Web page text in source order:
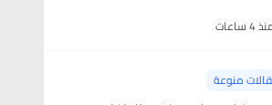
4 ساعات
منوعة